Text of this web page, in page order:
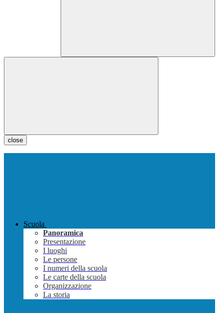
close
Scuola
Panoramica
Presentazione
I luoghi
Le persone
I numeri della scuola
Le carte della scuola
Organizzazione
La storia